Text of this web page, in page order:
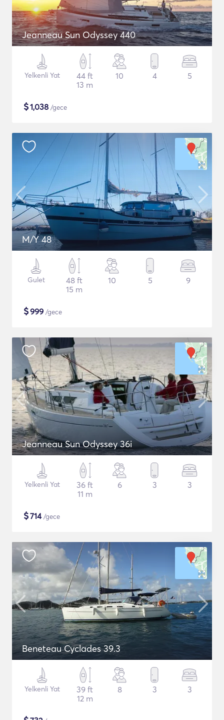
Jeanneau Sun Odyssey 440
Yelkenli Yat
44 ft
13 m
10 4 5
$1,038 /gece
M/Y 48
Gulet
48 ft
15 m
10 5 9
$999 /gece
Jeanneau Sun Odyssey 36i
Yelkenli Yat
36 ft
11 m
6 3 3
$714/gece
Beneteau Cyclades 39.3
Yelkenli Yat
39 ft
12 m
8 3 3